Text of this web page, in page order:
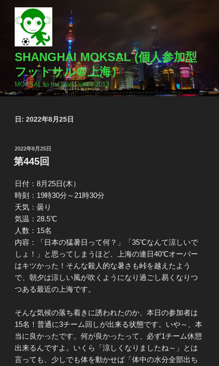
ッ
SHANGHAI MOKSAL (個人参加型
フットサル＠上海）
MOKSAL to the world since 2013
日: 2022年8月25日
投
稿
日:
2022年8月25日
第445回
日付：8月25日(木）
時刻：19時30分～21時30分
天気：曇り
気温：28.5℃
人数：15名
内容：「日本の猛暑日って何？」「35℃なんて涼しいで
しょ！」と思ってしまうほど、上海の連日40℃オーバー
はキツかった！そんな殺人的な暑さも峠を越えたよう
で、朝夕は涼しい風が吹くようになり過ごし易くなりつ
つある最近の上海です。
そんな気候の落ち着きに誘われたのか、本日の参加者は
15名！普通に3チーム回しが出来る状態です。いや～、本
当に良かったです。何が良かったって、必ず1チーム休憩
出来るんですよ。いくら「涼しくなりましたね～」とは
言っても、少しでも体を動かせば「体中の水分全部出ち